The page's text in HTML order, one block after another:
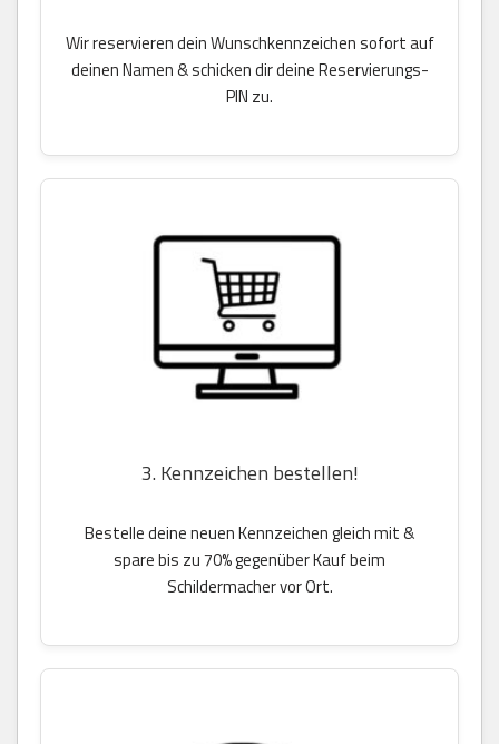
Wir reservieren dein Wunschkennzeichen sofort auf
deinen Namen & schicken dir deine Reservierungs-
PIN zu.
3. Kennzeichen bestellen!
Bestelle deine neuen Kennzeichen gleich mit &
spare bis zu 70% gegenüber Kauf beim
Schildermacher vor Ort.